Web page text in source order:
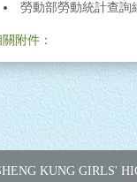
勞動部勞動統計查詢
附件：
KUNG GIRLS'